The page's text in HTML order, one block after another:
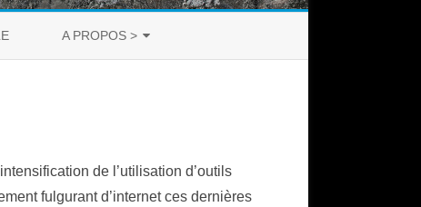
A PROPOS >
MASCOTTES
de l’utilisation d’outils
fulgurant d’internet ces dernières